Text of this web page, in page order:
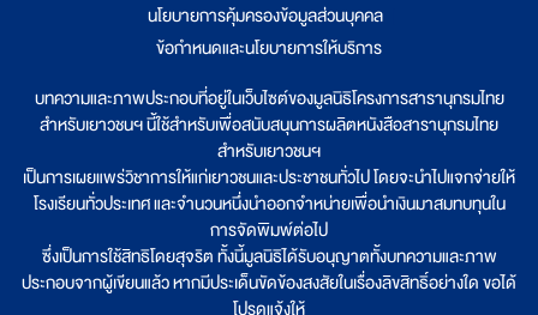
นโยบายการคุ้มครองข้อมูลส่วนบุคคล
ข้อกำหนดและนโยบายการให้บริการ
บทความและภาพประกอบที่อยู่ในเว็บไซต์ของมูลนิธิโครงการสารานุกรมไทย
สำหรับเยาวชนฯ นี้ใช้สำหรับเพื่อสนับสนุนการผลิตหนังสือสารานุกรมไทย
สำหรับเยาวชนฯ
เป็นการเผยแพร่วิชาการให้แก่เยาวชนและประชาชนทั่วไป โดยจะนำไปแจกจ่ายให้
โรงเรียนทั่วประเทศ และจำนวนหนึ่งนำออกจำหน่ายเพื่อนำเงินมาสมทบทุนใน
การจัดพิมพ์ต่อไป
ซึ่งเป็นการใช้สิทธิโดยสุจริต ทั้งนี้มูลนิธิได้รับอนุญาตทั้งบทความและภาพ
ประกอบจากผู้เขียนแล้ว หากมีประเด็นขัดข้องสงสัยในเรื่องลิขสิทธิ์อย่างใด ขอได้
โปรดแจ้งให้